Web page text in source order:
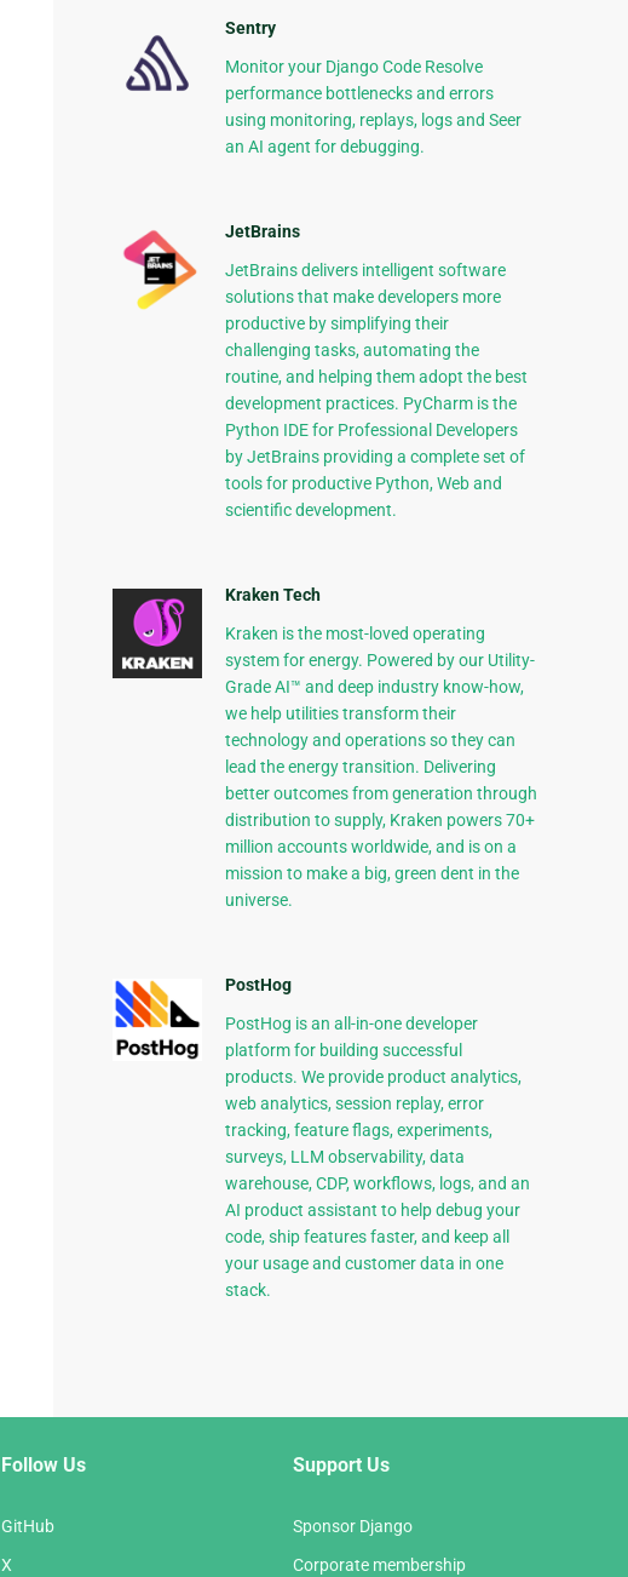
Sentry
Monitor your Django Code Resolve
performance bottlenecks and errors
using monitoring, replays, logs and Seer
an AI agent for debugging.
JetBrains
JetBrains delivers intelligent software
solutions that make developers more
productive by simplifying their
challenging tasks, automating the
routine, and helping them adopt the best
development practices. PyCharm is the
Python IDE for Professional Developers
by JetBrains providing a complete set of
tools for productive Python, Web and
scientific development.
Kraken Tech
Kraken is the most-loved operating
system for energy. Powered by our Utility-
Grade AI™ and deep industry know-how,
we help utilities transform their
technology and operations so they can
lead the energy transition. Delivering
better outcomes from generation through
distribution to supply, Kraken powers 70+
million accounts worldwide, and is on a
mission to make a big, green dent in the
universe.
PostHog
PostHog is an all-in-one developer
platform for building successful
products. We provide product analytics,
web analytics, session replay, error
tracking, feature flags, experiments,
surveys, LLM observability, data
warehouse, CDP, workflows, logs, and an
AI product assistant to help debug your
code, ship features faster, and keep all
your usage and customer data in one
stack.
Follow Us
GitHub
X
Support Us
Sponsor Django
Corporate membership